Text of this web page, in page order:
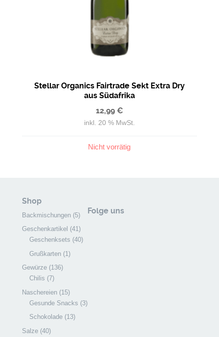
Stellar Organics Fairtrade Sekt Extra Dry
aus Südafrika
12,99 €
inkl. 20 % MwSt.
Nicht vorrätig
Shop
Backmischungen (5)
Geschenkartikel (41)
Geschenksets (40)
Grußkarten (1)
Gewürze (136)
Chilis (7)
Naschereien (15)
Gesunde Snacks (3)
Schokolade (13)
Salze (40)
Folge uns